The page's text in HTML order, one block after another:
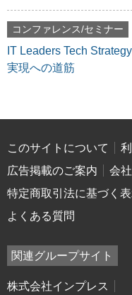
コンファレンス/セミナー
IT Leaders Tech
実現への道筋
このサイトについて
広告掲載のご案内
会
特定商取引法に基づく
よくある質問
関連グループサイト
株式会社インプレス